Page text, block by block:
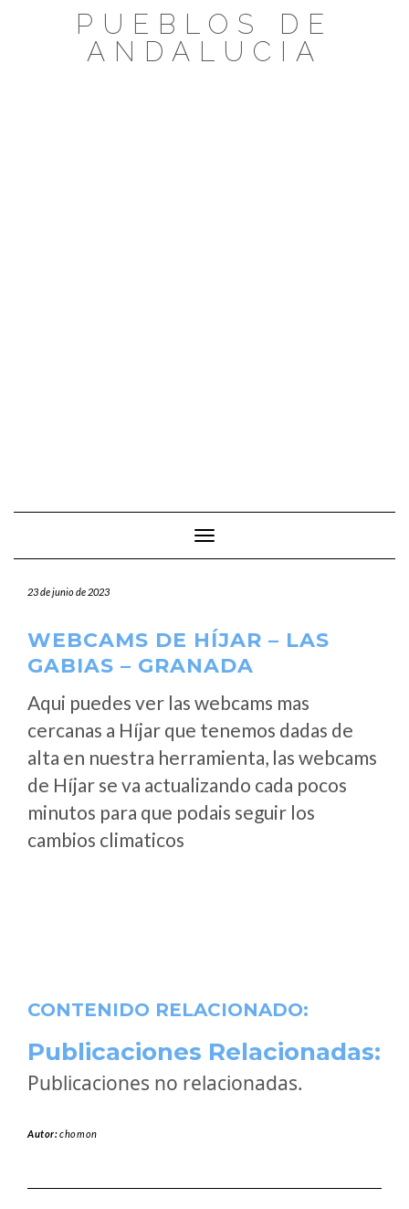
PUEBLOS DE
ANDALUCIA
Cambiar modo de navegación
23 de junio de 2023
WEBCAMS DE HÍJAR – LAS
GABIAS – GRANADA
Aqui puedes ver las webcams mas
cercanas a Híjar que tenemos dadas de
alta en nuestra herramienta, las webcams
de Híjar se va actualizando cada pocos
minutos para que podais seguir los
cambios climaticos
CONTENIDO RELACIONADO:
Publicaciones Relacionadas:
Publicaciones no relacionadas.
Autor:chomon